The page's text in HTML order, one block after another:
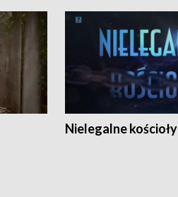
Nielegalne kościoły